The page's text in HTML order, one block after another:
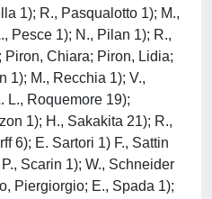
1); R., Pasqualotto 1); M.,
Pesce 1); N., Pilan 1); R.,
Piron, Chiara; Piron, Lidia;
1); M., Recchia 1); V.,
L., Roquemore 19);
1); H., Sakakita 21); R.,
6); E. Sartori 1) F., Sattin
Scarin 1); W., Schneider
Piergiorgio; E., Spada 1);